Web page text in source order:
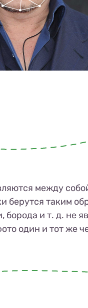
между
берутся таким
борода и т. д. не
один и тот же